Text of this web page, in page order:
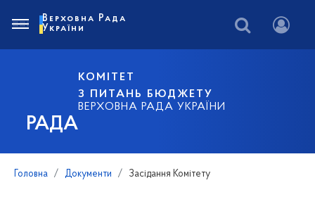
РАДА
КОМІТЕТ
З ПИТАНЬ БЮДЖЕТУ
ВЕРХОВНА РАДА УКРАЇНИ
Верховна Рада
України
Головна Документи Засідання Комітету